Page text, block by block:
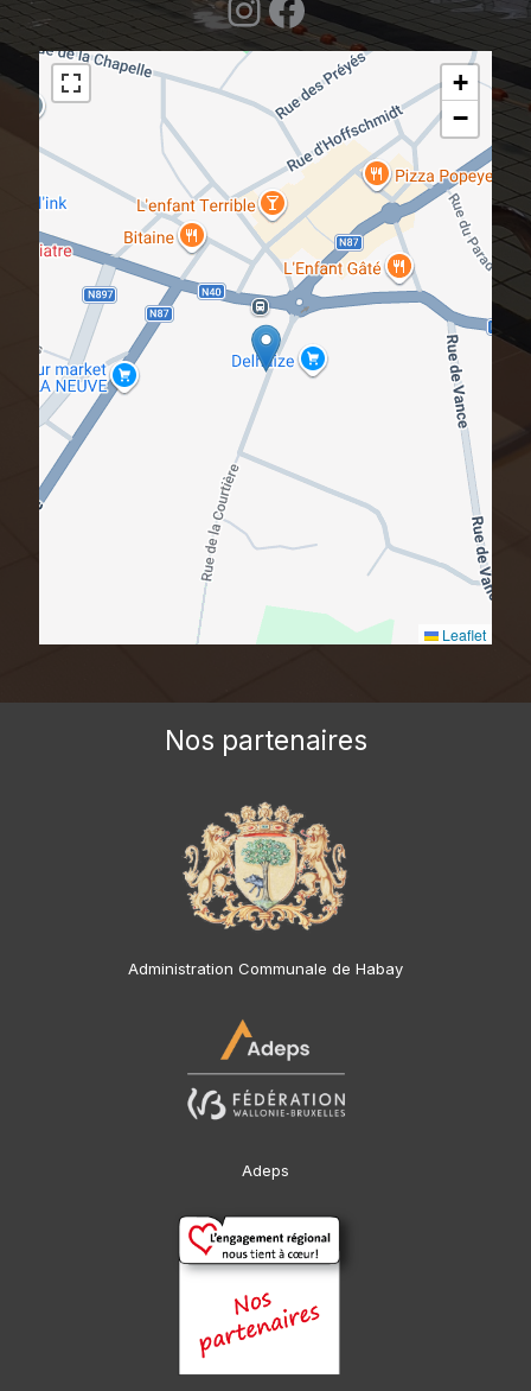
+
−
Leaflet
Nos partenaires
Administration Communale de Habay
Adeps